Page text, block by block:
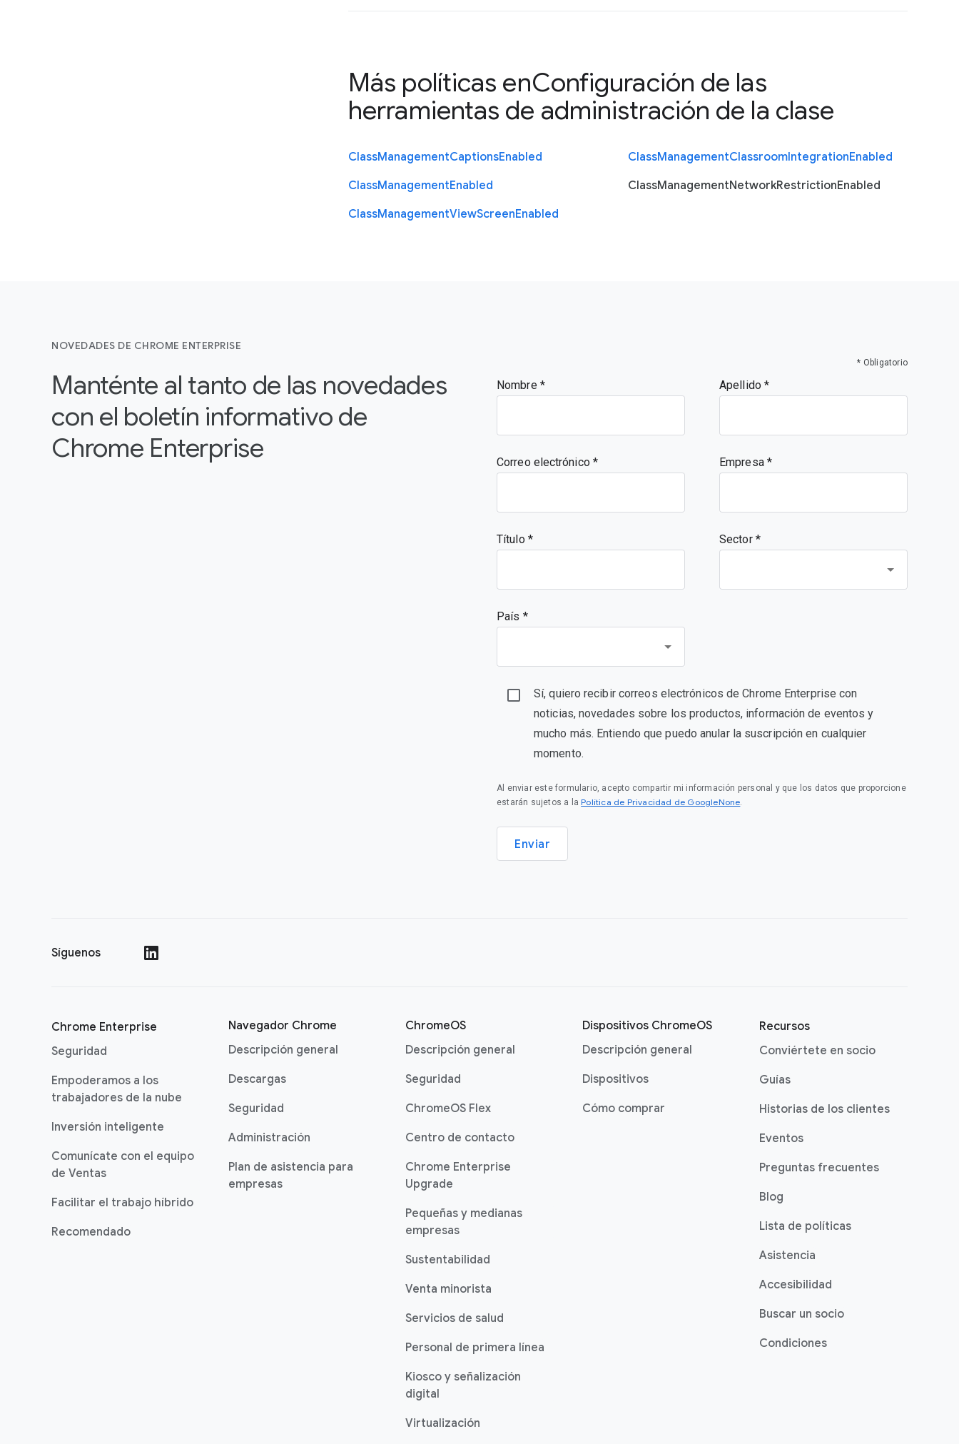
Más políticas enConfiguración de las
herramientas de administración de la clase
ClassManagementCaptionsEnabled ClassManagementClassroomIntegrationEnabled
ClassManagementEnabled ClassManagementNetworkRestrictionEnabled
ClassManagementViewScreenEnabled
NOVEDADES DE CHROME ENTERPRISE
Manténte al tanto de las novedades
con el boletín informativo de
Chrome Enterprise
* Obligatorio
Nombre Apellido
Correo electrónico Empresa
Título Sector *
País *
Sí, quiero recibir correos electrónicos de Chrome Enterprise con
noticias, novedades sobre los productos, información de eventos y
mucho más. Entiendo que puedo anular la suscripción en cualquier
momento.
Al enviar este formulario, acepto compartir mi información personal y que los datos que proporcione
estarán sujetos a la Política de Privacidad de GoogleNone.
Enviar
Síguenos
Chrome Enterprise
Seguridad
Empoderamos a los
trabajadores de la nube
Inversión inteligente
Comunícate con el equipo
de Ventas
Facilitar el trabajo híbrido
Recomendado
Navegador Chrome
Descripción general
Descargas
Seguridad
Administración
Plan de asistencia para
empresas
ChromeOS
Descripción general
Seguridad
ChromeOS Flex
Centro de contacto
Chrome Enterprise
Upgrade
Pequeñas y medianas
empresas
Sustentabilidad
Venta minorista
Servicios de salud
Personal de primera línea
Kiosco y señalización
digital
Virtualización
Dispositivos ChromeOS
Descripción general
Dispositivos
Cómo comprar
Recursos
Conviértete en socio
Guías
Historias de los clientes
Eventos
Preguntas frecuentes
Blog
Lista de políticas
Asistencia
Accesibilidad
Buscar un socio
Condiciones